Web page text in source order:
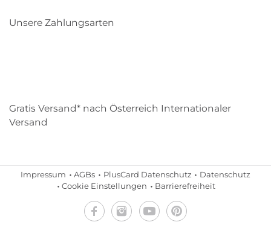
Unsere Zahlungsarten
Gratis Versand* nach Österreich Internationaler
Versand
Impressum AGBs PlusCard Datenschutz
Datenschutz
Cookie Einstellungen
Barrierefreiheit